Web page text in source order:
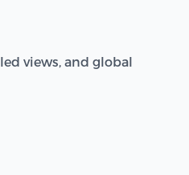
views, and global